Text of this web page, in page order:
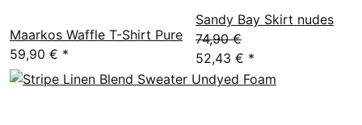
Maarkos Waffle T-Shirt Pure
59,90 € *
Sandy Bay Skirt nudes
74,90 €
52,43 € *